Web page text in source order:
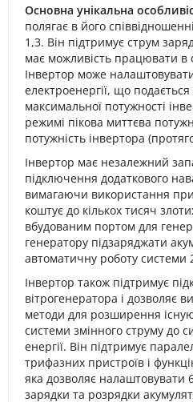
Основна унікальна
полягає в його
1,3. Він підтримує струм
має можливість працювати в
Інвертор може налаштовувати
електроенергії, що
максимальної потужності
режимі пікова миттєва
потужність інвертора
Інвертор має незалежний
підключення додаткового
вимагаючи використання
коштує до кількох тисяч
вбудованим портом для
генератору підзаряджати
автоматичну роботу системи
Інвертор також підтримує
вітрогенератора і дозволяє
методи для розширення
системи змінного струму до
енергії. Він підтримує
трифазних пристроїв і
яка дозволяє налаштовувати
зарядки та розрядки